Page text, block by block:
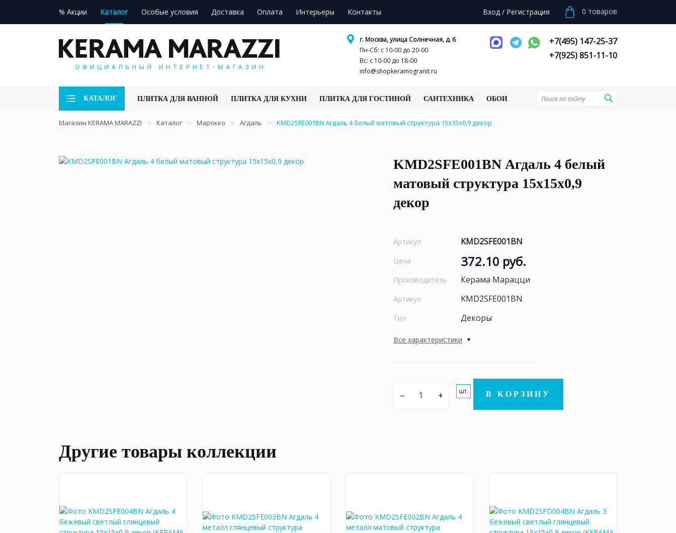
% Акции Каталог Особые условия Доставка Оплата Интерьеры Контакты Вход / Регистрация 0 товаров
г. Москва, улица Солнечная, д. 6
Пн-Сб: с 10-00 до 20-00
Вс: с 10-00 до 18-00
info@shopkeramogranit.ru
+7(495) 147-25-37
+7(925) 851-11-10
КАТАЛОГ ПЛИТКА ДЛЯ ВАННОЙ ПЛИТКА ДЛЯ КУХНИ ПЛИТКА ДЛЯ ГОСТИНОЙ САНТЕХНИКА ОБОИ
Магазин KERAMA MARAZZI Каталог Марокко Агдаль KMD2SFE001BN Агдаль 4 белый матовый структура 15x15x0,9 декор
KMD2SFE001BN Агдаль 4 белый
матовый структура 15x15x0,9
декор
Артикул KMD2SFE001BN
Цена 372.10 руб.
Производитель Керама Марацци
Артикул KMD2SFE001BN
Тип Декоры
Все характеристики
– + шт. В КОРЗИНУ
Другие товары коллекции